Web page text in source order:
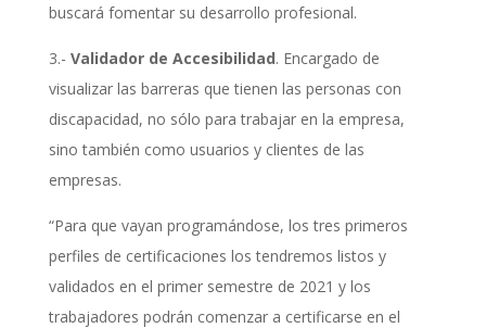
buscará fomentar su desarrollo profesional.
3.- Validador de Accesibilidad. Encargado de
visualizar las barreras que tienen las personas con
discapacidad, no sólo para trabajar en la empresa,
sino también como usuarios y clientes de las
empresas.
“Para que vayan programándose, los tres primeros
perfiles de certificaciones los tendremos listos y
validados en el primer semestre de 2021 y los
trabajadores podrán comenzar a certificarse en el